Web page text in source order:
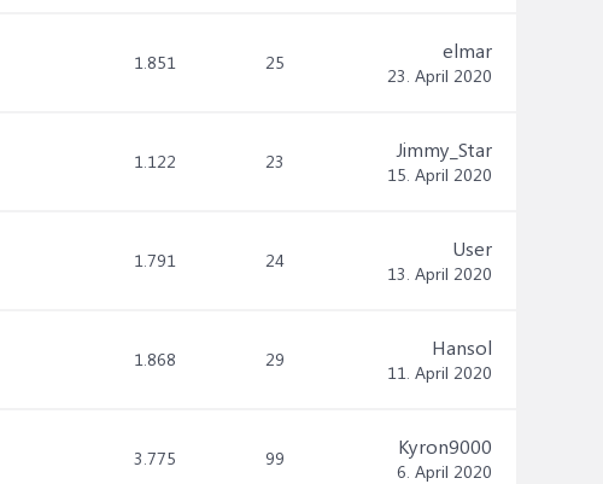
1.851 25 elmar
23. April 2020
1.122 23 Jimmy_Star
15. April 2020
1.791 24 User
13. April 2020
1.868 29 Hansol
11. April 2020
3.775 99 Kyron9000
6. April 2020